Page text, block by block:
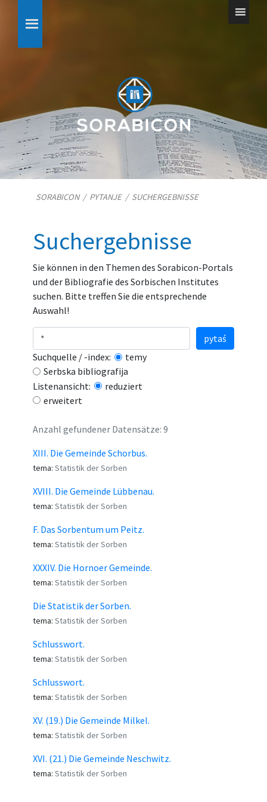
SORABICON/ PYTANJE/ SUCHERGEBNISSE
Suchergebnisse
Sie können in den Themen des Sorabicon-Portals
und der Bibliografie des Sorbischen Institutes
suchen. Bitte treffen Sie die entsprechende
Auswahl!
Suchquelle / -index:
temy
Serbska bibliografija
Listenansicht:
reduziert
erweitert
pytaś
Anzahl gefundener Datensätze: 9
XIII. Die Gemeinde Schorbus.
tema: Statistik der Sorben
XVIII. Die Gemeinde Lübbenau.
tema: Statistik der Sorben
F. Das Sorbentum um Peitz.
tema: Statistik der Sorben
XXXIV. Die Hornoer Gemeinde.
tema: Statistik der Sorben
Die Statistik der Sorben.
tema: Statistik der Sorben
Schlusswort.
tema: Statistik der Sorben
Schlusswort.
tema: Statistik der Sorben
XV. (19.) Die Gemeinde Milkel.
tema: Statistik der Sorben
XVI. (21.) Die Gemeinde Neschwitz.
tema: Statistik der Sorben